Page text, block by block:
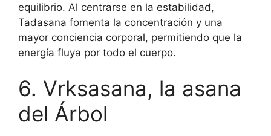
equilibrio. Al centrarse en la estabilidad,
Tadasana fomenta la concentración y una
mayor conciencia corporal, permitiendo que la
energía fluya por todo el cuerpo.
6. Vrksasana, la asana
del Árbol